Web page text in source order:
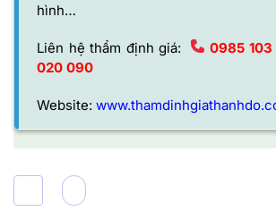
hình…
Liên hệ thẩm định giá: 0985
020 090
Website: